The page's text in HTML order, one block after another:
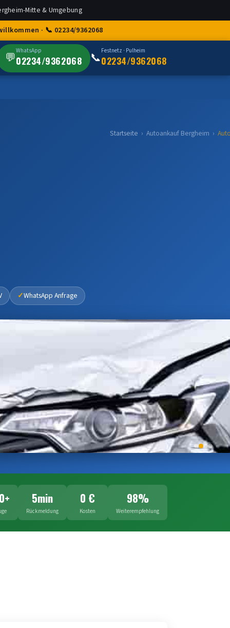
Mitte & Umgebung
· 📞 02234/9362068
💬WhatsApp
02234/9362068 📞 Festnetz · Pulheim
02234/9362068
Startseite › Autoankauf Bergheim ›
WhatsApp Anfrage
5min
Rückmeldung
0 €
Kosten
98%
Weiterempfehlung